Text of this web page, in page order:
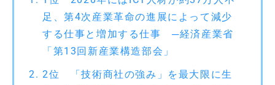
足、第4次産業革命の進展によって減少
する仕事と増加する仕事 ─経済産業省
「第13回新産業構造部会」
2位 「技術商社の強み」を最大限に生